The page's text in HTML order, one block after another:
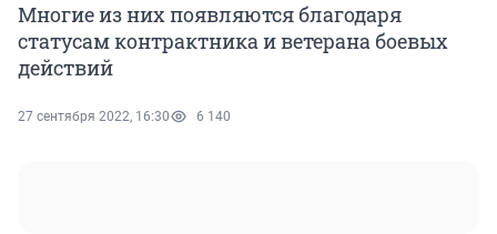
Многие из них появляются благодаря
статусам контрактника и ветерана боевых
действий
27 сентября 2022, 16:30 6 140